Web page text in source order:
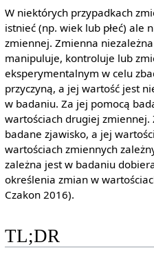
W niektórych przypadkach
istnieć (np. wiek lub płeć) ale
zmiennej. Zmienna
manipuluje, kontroluje lub
eksperymentalnym w celu
przyczyną, a jej wartość jest
w badaniu. Za jej pomocą
wartościach drugiej
badane zjawisko, a jej
wartościach zmiennych
zależna jest w badaniu
określenia zmian w
Czakon 2016).
TL;DR